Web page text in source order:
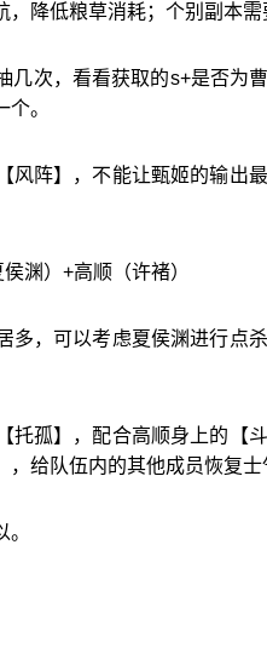
降低粮草消耗；个别副本需
几次，看看获取的s+是否为
。
风阵】，不能让甄姬的输出
渊）+高顺（许褚）
多，可以考虑夏侯渊进行点
托孤】，配合高顺身上的【
给队伍内的其他成员恢复士